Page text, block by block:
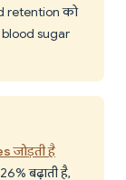
retention को
blood sugar
जोड़ती है
बढ़ाती है,